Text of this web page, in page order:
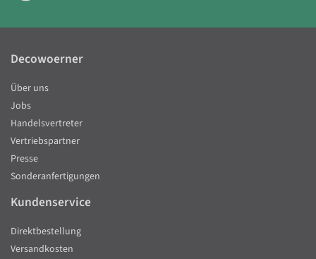
Decowoerner
Über uns
Jobs
Handelsvertreter
Vertriebspartner
Presse
Sonderanfertigungen
Kundenservice
Direktbestellung
Versandkosten